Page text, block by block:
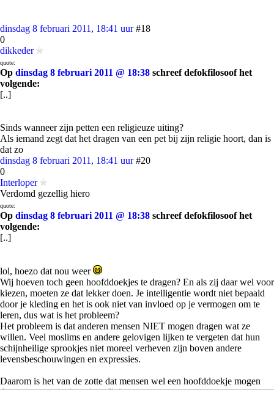
dinsdag 8 februari 2011, 18:41 uur #18
0
dikkeder
quote:
Op dinsdag 8 februari 2011 @ 18:38 schreef defokfilosoof het
volgende:
[..]
Sinds wanneer zijn petten een religieuze uiting?
Als iemand zegt dat het dragen van een pet bij zijn religie hoort, dan is
dat zo
dinsdag 8 februari 2011, 18:41 uur #20
0
Interloper
Verdomd gezellig hiero
quote:
Op dinsdag 8 februari 2011 @ 18:38 schreef defokfilosoof het
volgende:
[..]
lol, hoezo dat nou weer
Wij hoeven toch geen hoofddoekjes te dragen? En als zij daar wel voor
kiezen, moeten ze dat lekker doen. Je intelligentie wordt niet bepaald
door je kleding en het is ook niet van invloed op je vermogen om te
leren, dus wat is het probleem?
Het probleem is dat anderen mensen NIET mogen dragen wat ze
willen. Veel moslims en andere gelovigen lijken te vergeten dat hun
schijnheilige sprookjes niet moreel verheven zijn boven andere
levensbeschouwingen en expressies.
Daarom is het van de zotte dat mensen wel een hoofddoekje mogen
dragen, maar niet iets niet-religieus.